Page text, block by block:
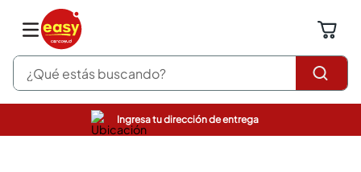
¿Qué estás buscando?
Ingresa tu dirección de entrega
pinturas